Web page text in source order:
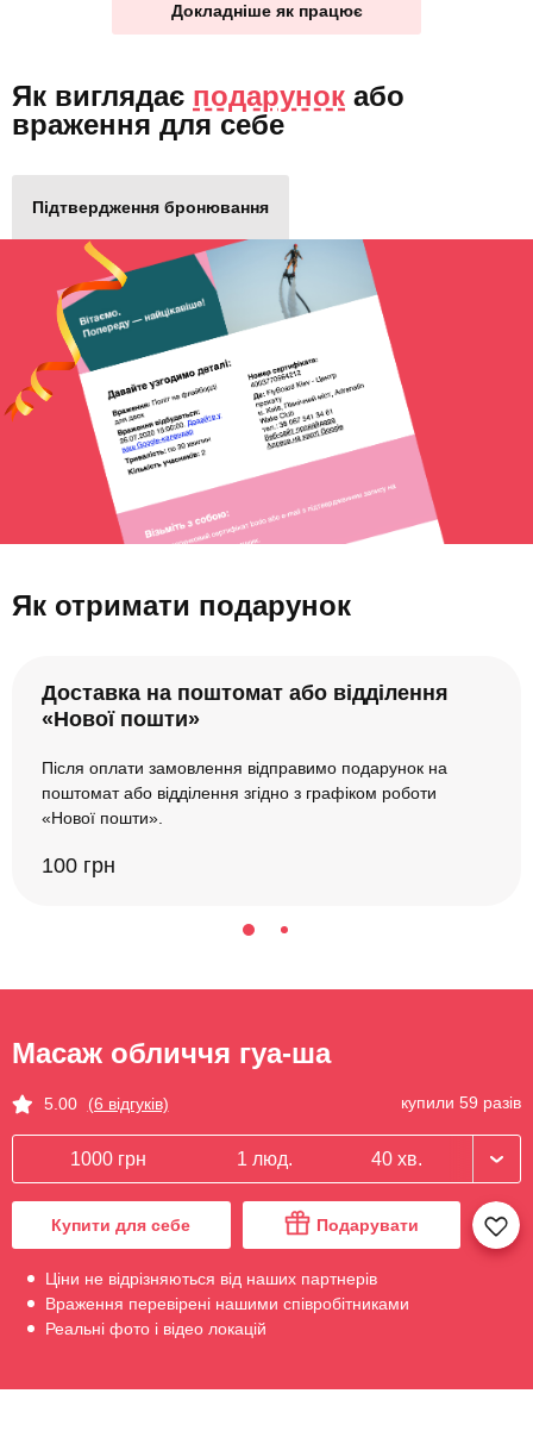
Докладніше як працює
Як виглядає подарунок або
враження для себе
Підтвердження бронювання
Як отримати подарунок
Доставка на поштомат або відділення
«Нової пошти»
Після оплати замовлення відправимо подарунок на
поштомат або відділення згідно з графіком роботи
«Нової пошти».
100 грн
Масаж обличчя гуа-ша
5.00 (6 відгуків) купили 59 разів
1000 грн 1 люд. 40 хв.
Купити для себе Подарувати
Ціни не відрізняються від наших партнерів
Враження перевірені нашими співробітниками
Реальні фото і відео локацій